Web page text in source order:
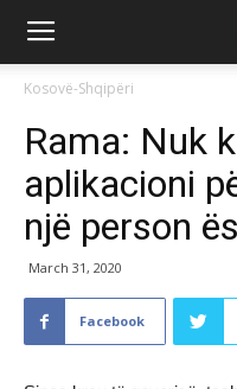
Kosovë-Shqipëri
Rama: Nuk
aplikacioni
një person
March 31, 2020
Facebook